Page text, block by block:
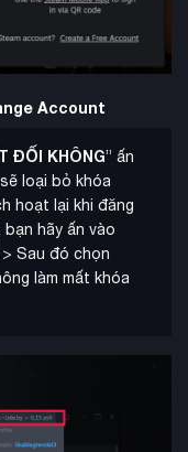
Account
ĐỐI KHÔNG” ấn
loại bỏ khóa
hoạt lại khi đăng
hãy ấn vào
Sau đó chọn
làm mất khóa